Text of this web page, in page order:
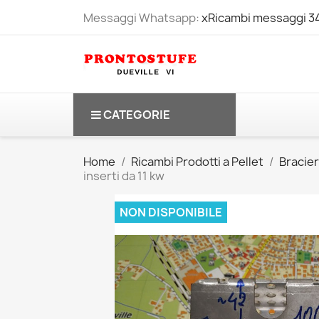
Messaggi Whatsapp:xRicambi messaggi
CATEGORIE
Home Ricambi Prodotti a Pellet
inserti da 11 kw
NON DISPONIBILE